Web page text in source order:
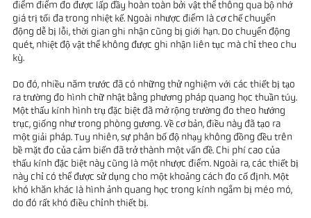
điểm điểm đo được lấp đầy hoàn toàn bởi vật thể thông qua bộ nhớ
giá trị tối đa trong nhiệt kế. Ngoài nhược điểm là cơ chế chuyển
động dễ bị lỗi, thời gian ghi nhận cũng bị giới hạn. Do chuyển động
quét, nhiệt độ vật thể không được ghi nhận liên tục mà chỉ theo chu
kỳ.
Do đó, nhiều năm trước đã có những thử nghiệm với các thiết bị tạo
ra trường đo hình chữ nhật bằng phương pháp quang học thuần túy.
Một thấu kính hình trụ đặc biệt đã mở rộng trường đo theo hướng
trục, giống như trong phòng gương. Về cơ bản, điều này đã tạo ra
một giải pháp. Tuy nhiên, sự phân bố độ nhạy không đồng đều trên
bề mặt đo của cảm biến đã trở thành một vấn đề. Chi phí cao của
thấu kính đặc biệt này cũng là một nhược điểm. Ngoài ra, các thiết bị
này chỉ có thể được sử dụng cho một khoảng cách đo cố định. Một
khó khăn khác là hình ảnh quang học trong kính ngắm bị méo mó,
do đó rất khó điều chỉnh thiết bị.